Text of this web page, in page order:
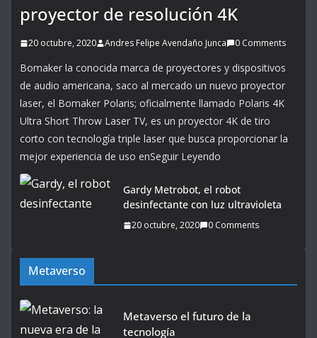
proyector de resolución 4K
20 octubre, 2020 Andres Felipe Avendaño Junca 0 Comments
Bomaker la conocida marca de proyectores y dispositivos
de audio americana, saco al mercado un nuevo proyector
laser, el Bomaker Polaris; oficialmente llamado Polaris 4K
Ultra Short Throw Laser TV, es un proyector 4K de tiro
corto con tecnología triple laser que busca proporcionar la
mejor experiencia de uso enSeguir Leyendo
Gardy Metrobot, el robot
desinfectante con luz ultravioleta
20 octubre, 2020 0 Comments
Metaverso
Metaverso el futuro de la
tecnología